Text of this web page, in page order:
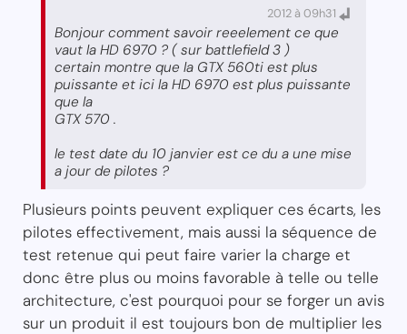
2012 à 09h31
Bonjour comment savoir reeelement ce que
vaut la HD 6970 ? ( sur battlefield 3 )
certain montre que la GTX 560ti est plus
puissante et ici la HD 6970 est plus puissante
que la
GTX 570 .
le test date du 10 janvier est ce du a une mise
a jour de pilotes ?
Plusieurs points peuvent expliquer ces écarts, les
pilotes effectivement, mais aussi la séquence de
test retenue qui peut faire varier la charge et
donc être plus ou moins favorable à telle ou telle
architecture, c'est pourquoi pour se forger un avis
sur un produit il est toujours bon de multiplier les